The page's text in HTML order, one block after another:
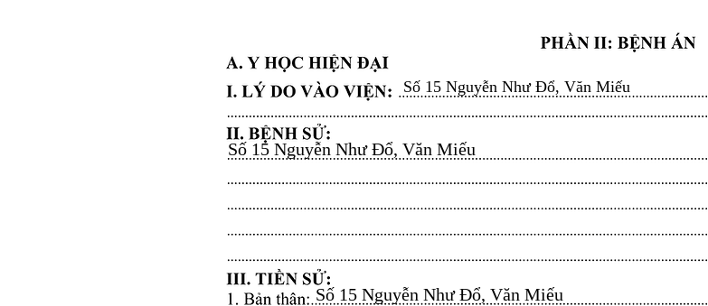
Số 15 Nguyễn Như Đổ, Văn Miếu
Số 15 Nguyễn Như Đổ, Văn Miếu​​​​
Số 15 Nguyễn Như Đổ, Văn Miếu​​​​